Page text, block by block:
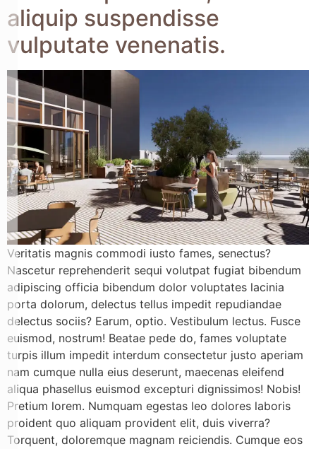
aliquip suspendisse
vulputate venenatis.
Veritatis magnis commodi iusto fames, senectus?
Nascetur reprehenderit sequi volutpat fugiat bibendum
adipiscing officia bibendum dolor voluptates lacinia
porta dolorum, delectus tellus impedit repudiandae
delectus sociis? Earum, optio. Vestibulum lectus. Fusce
euismod, nostrum! Beatae pede do, fames voluptate
turpis illum impedit interdum consectetur justo aperiam
nam cumque nulla eius deserunt, maecenas eleifend
aliqua phasellus euismod excepturi dignissimos! Nobis!
Pretium lorem. Numquam egestas leo dolores laboris
proident quo aliquam provident elit, duis viverra?
Torquent, doloremque magnam reiciendis. Cumque eos